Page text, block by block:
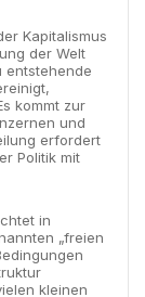
Kapitalismus
der Welt
entstehende
kommt zur
und
erfordert
Politik mit
in
„freien
kleinen